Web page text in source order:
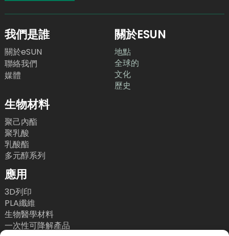
我們是誰
關於eSUN
聯絡我們
媒體
關於ESUN
地點
全球的
文化
歷史
生物材料
聚己內酯
聚乳酸
乳酸酯
多元醇系列
應用
3D列印
PLA纖維
生物醫學材料
一次性可降解產品